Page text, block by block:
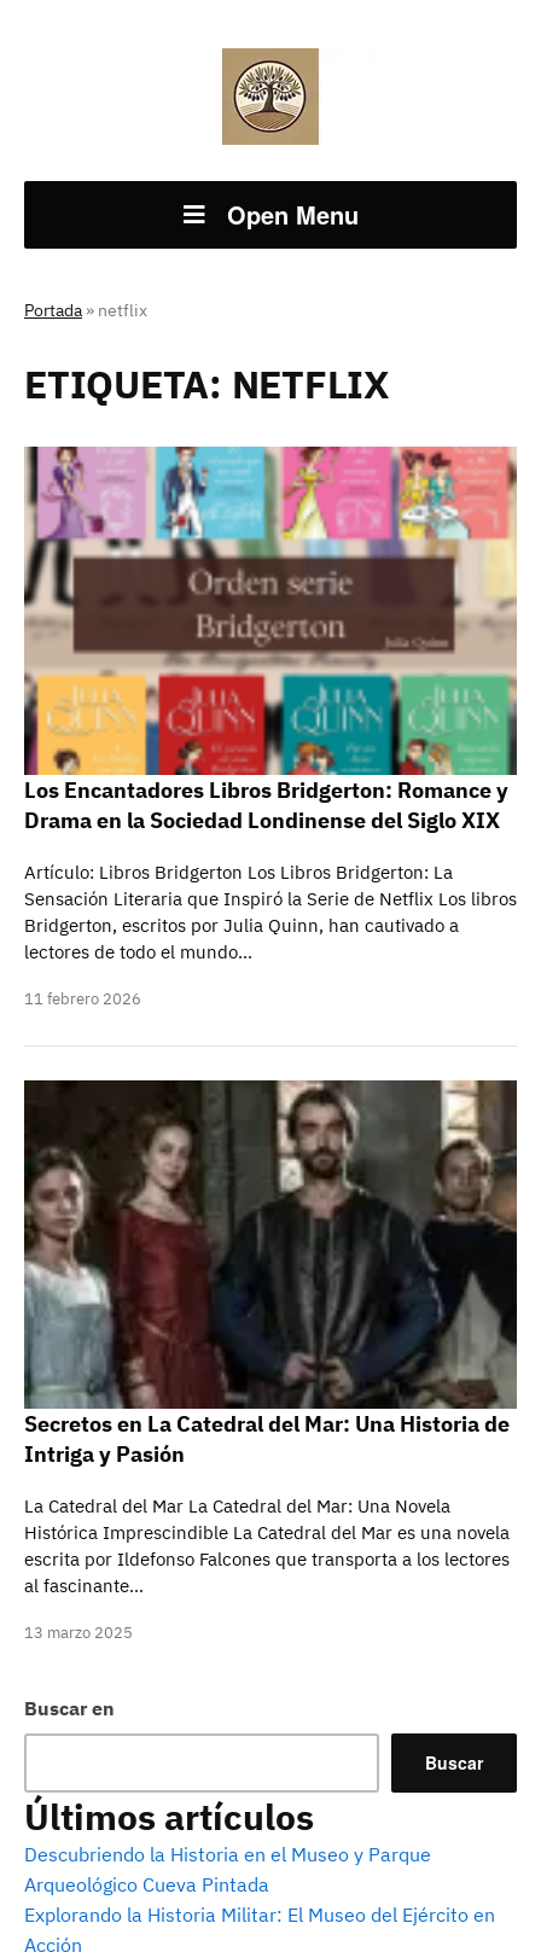
Open Menu
Portada » netflix
Buscar en
Buscar
Últimos artículos
Descubriendo la Historia en el Museo y Parque
Arqueológico Cueva Pintada
Explorando la Historia Militar: El Museo del Ejército en
Acción
ETIQUETA: NETFLIX
Los Encantadores Libros Bridgerton: Romance y
Drama en la Sociedad Londinense del Siglo XIX
Artículo: Libros Bridgerton Los Libros Bridgerton: La
Sensación Literaria que Inspiró la Serie de Netflix Los libros
Bridgerton, escritos por Julia Quinn, han cautivado a
lectores de todo el mundo…
11 febrero 2026
Secretos en La Catedral del Mar: Una Historia de
Intriga y Pasión
La Catedral del Mar La Catedral del Mar: Una Novela
Histórica Imprescindible La Catedral del Mar es una novela
escrita por Ildefonso Falcones que transporta a los lectores
al fascinante…
13 marzo 2025